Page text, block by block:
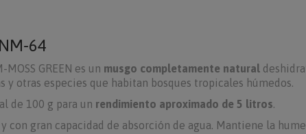
NM-64
MOSS GREEN es un musgo completamente natural
y otras especies que habitan bosques tropicales húmedos.
de 100 g para un rendimiento aproximado de 5 litros.
con gran capacidad de absorción de agua. Mantiene la